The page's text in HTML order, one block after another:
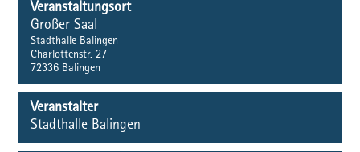
Veranstaltungsort
Großer Saal
Stadthalle Balingen
Charlottenstr. 27
72336 Balingen
Veranstalter
Stadthalle Balingen